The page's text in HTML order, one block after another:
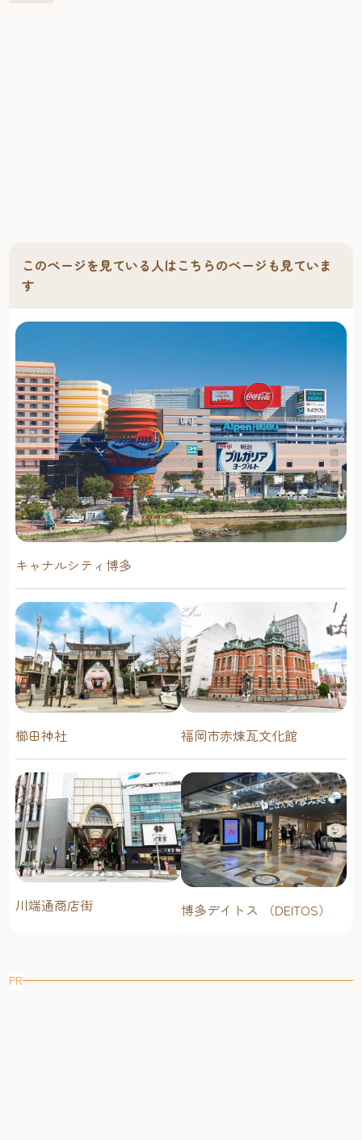
このページを見ている人はこちらのページも見ていま
す
キャナルシティ博多
櫛田神社 福岡市赤煉瓦文化館
川端通商店街 博多デイトス （DEITOS）
PR